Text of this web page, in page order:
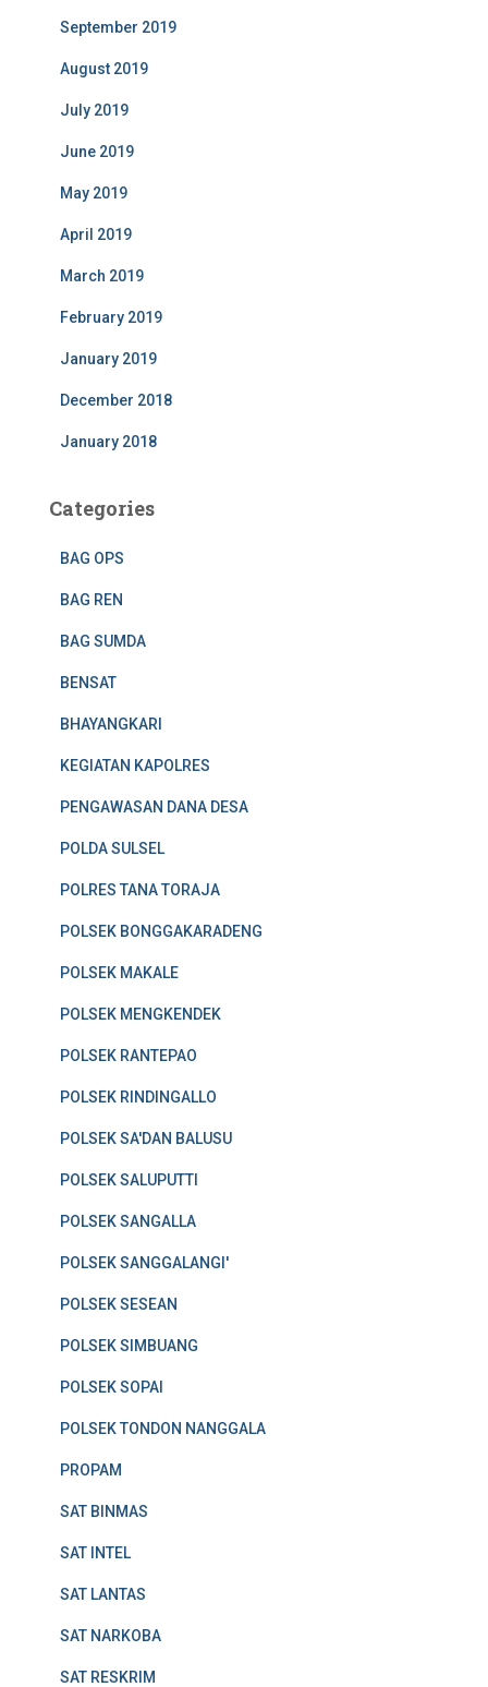
September 2019
August 2019
July 2019
June 2019
May 2019
April 2019
March 2019
February 2019
January 2019
December 2018
January 2018
Categories
BAG OPS
BAG REN
BAG SUMDA
BENSAT
BHAYANGKARI
KEGIATAN KAPOLRES
PENGAWASAN DANA DESA
POLDA SULSEL
POLRES TANA TORAJA
POLSEK BONGGAKARADENG
POLSEK MAKALE
POLSEK MENGKENDEK
POLSEK RANTEPAO
POLSEK RINDINGALLO
POLSEK SA'DAN BALUSU
POLSEK SALUPUTTI
POLSEK SANGALLA
POLSEK SANGGALANGI'
POLSEK SESEAN
POLSEK SIMBUANG
POLSEK SOPAI
POLSEK TONDON NANGGALA
PROPAM
SAT BINMAS
SAT INTEL
SAT LANTAS
SAT NARKOBA
SAT RESKRIM